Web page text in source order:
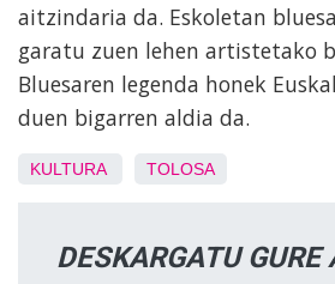
aitzindaria da. Eskoletan
garatu zuen lehen artistetako
Bluesaren legenda honek
duen bigarren aldia da.
KULTURA TOLOSA
DESKARGATU GURE